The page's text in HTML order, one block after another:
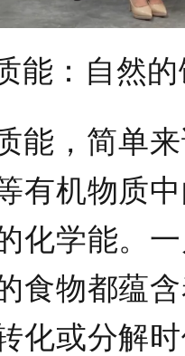
能：自然
能，简单
有机物质
化学能。
食物都蕴
化或分解